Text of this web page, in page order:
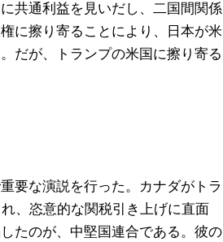
共通利益を見いだし、二国間関係
に擦り寄ることにより、日本が米
だが、トランプの米国に擦り寄る
要な演説を行った。カナダがトラ
、恣意的な関税引き上げに直面
たのが、中堅国連合である。彼の